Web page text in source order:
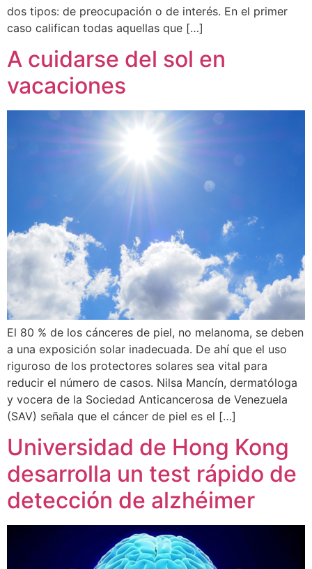
dos tipos: de preocupación o de interés. En el primer
caso califican todas aquellas que […]
A cuidarse del sol en
vacaciones
El 80 % de los cánceres de piel, no melanoma, se deben
a una exposición solar inadecuada. De ahí que el uso
riguroso de los protectores solares sea vital para
reducir el número de casos. Nilsa Mancín, dermatóloga
y vocera de la Sociedad Anticancerosa de Venezuela
(SAV) señala que el cáncer de piel es el […]
Universidad de Hong Kong
desarrolla un test rápido de
detección de alzhéimer